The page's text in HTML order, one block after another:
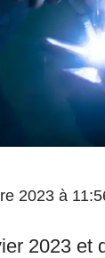
2023 à
2023 et